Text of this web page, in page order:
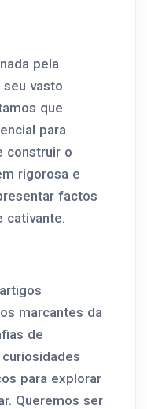
pela
seu vasto
que
para
construir o
rigorosa e
factos
cativante.
marcantes da
de
para explorar
Queremos ser